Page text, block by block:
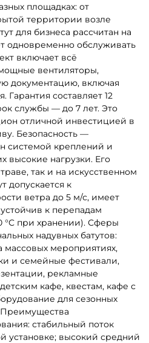
площадках: от
территории возле
для бизнеса рассчитан на
одновременно обслуживать
включает всё
вентиляторы,
документацию, включая
Гарантия составляет 12
службы — до 7 лет. Это
отличной инвестицией в
Безопасность —
системой креплений и
нагрузки. Его
так и на искусственном
допускается к
ветра до 5 м/с, имеет
к перепадам
°C при хранении). Сферы
надувных батутов:
массовых мероприятиях,
и семейные фестивали,
рекламные
кафе, квестам, кафе с
для сезонных
Преимущества
стабильный поток
установке; высокий средний